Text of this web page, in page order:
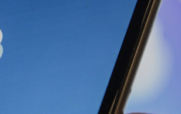
VOS
SUR PAYPAL